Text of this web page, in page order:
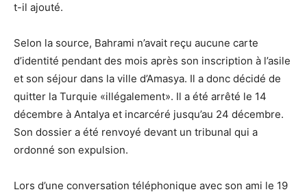
t-il ajouté.
Selon la source, Bahrami n’avait reçu aucune carte
d’identité pendant des mois après son inscription à l’asile
et son séjour dans la ville d’Amasya. Il a donc décidé de
quitter la Turquie «illégalement». Il a été arrêté le 14
décembre à Antalya et incarcéré jusqu’au 24 décembre.
Son dossier a été renvoyé devant un tribunal qui a
ordonné son expulsion.
Lors d’une conversation téléphonique avec son ami le 19